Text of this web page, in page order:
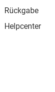
Rückgabe
Helpcenter